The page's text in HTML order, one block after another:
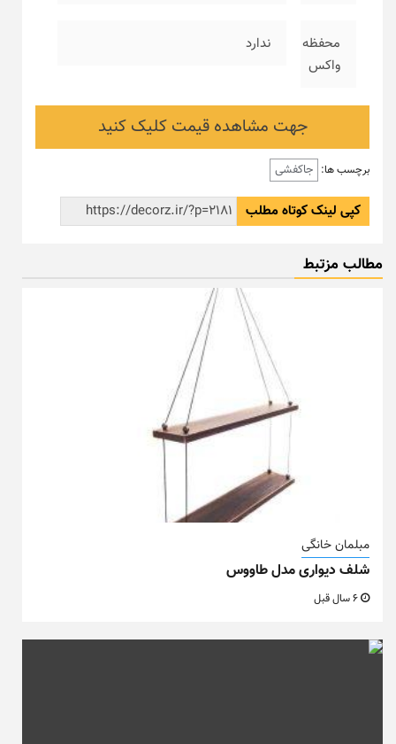
محفظه
واکس
ندارد
جهت مشاهده قیمت کلیک کنید
برچسب ها: جاکفشی
کپی لینک کوتاه مطلب
مطالب مزتبط
مبلمان خانگی
شلف دیواری مدل طاووس